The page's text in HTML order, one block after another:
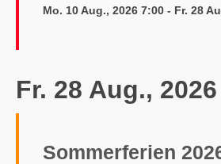
Mo. 10 Aug., 2026 7:00 - Fr. 28
Fr. 28 Aug., 2026
Sommerferien